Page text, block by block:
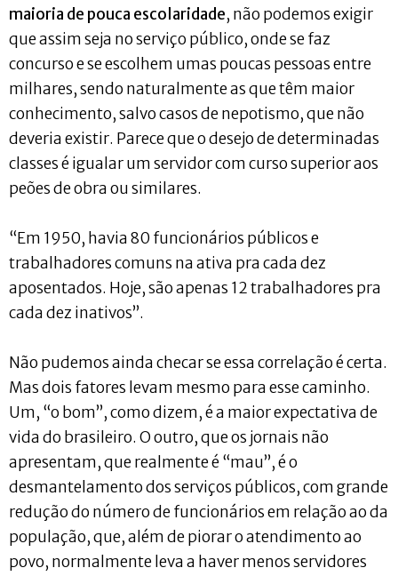
maioria de pouca escolaridade, não podemos exigir
que assim seja no serviço público, onde se faz
concurso e se escolhem umas poucas pessoas entre
milhares, sendo naturalmente as que têm maior
conhecimento, salvo casos de nepotismo, que não
deveria existir. Parece que o desejo de determinadas
classes é igualar um servidor com curso superior aos
peões de obra ou similares.
“Em 1950, havia 80 funcionários públicos e
trabalhadores comuns na ativa pra cada dez
aposentados. Hoje, são apenas 12 trabalhadores pra
cada dez inativos”.
Não pudemos ainda checar se essa correlação é certa.
Mas dois fatores levam mesmo para esse caminho.
Um, “o bom”, como dizem, é a maior expectativa de
vida do brasileiro. O outro, que os jornais não
apresentam, que realmente é “mau”, é o
desmantelamento dos serviços públicos, com grande
redução do número de funcionários em relação ao da
população, que, além de piorar o atendimento ao
povo, normalmente leva a haver menos servidores